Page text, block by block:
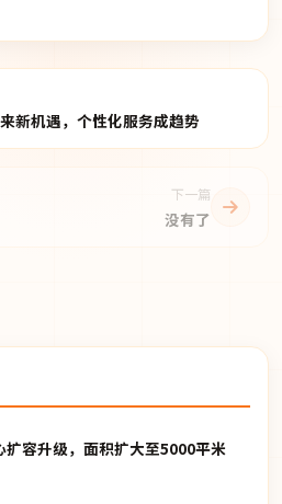
新机遇，个性化服务成趋势
下一篇
没有了
扩容升级，面积扩大至5000平米